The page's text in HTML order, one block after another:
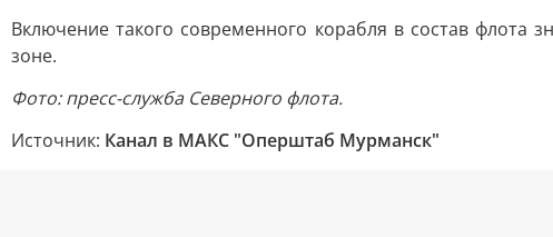
Включение такого современного корабля в состав
зоне.
Фото: пресс-служба Северного флота.
Источник: Канал в МАКС "Оперштаб Мурманск"